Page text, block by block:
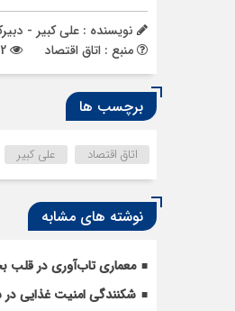
نویسنده : علی کبیر -
منبع : اتاق اقتصاد
برچسب ها
اتاق اقتصاد علی کبیر
نوشته های مشابه
معماری تاب‌آوری در قلب
شکنندگی امنیت غذایی